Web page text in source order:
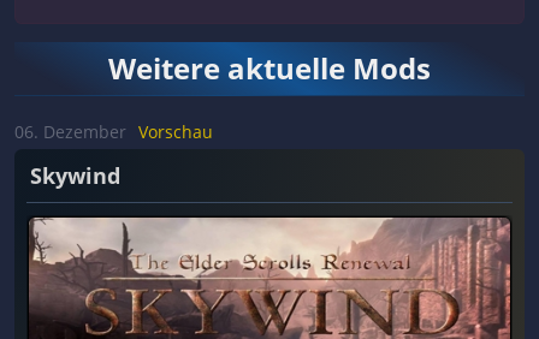
Weitere aktuelle Mods
06. Dezember Vorschau
Skywind